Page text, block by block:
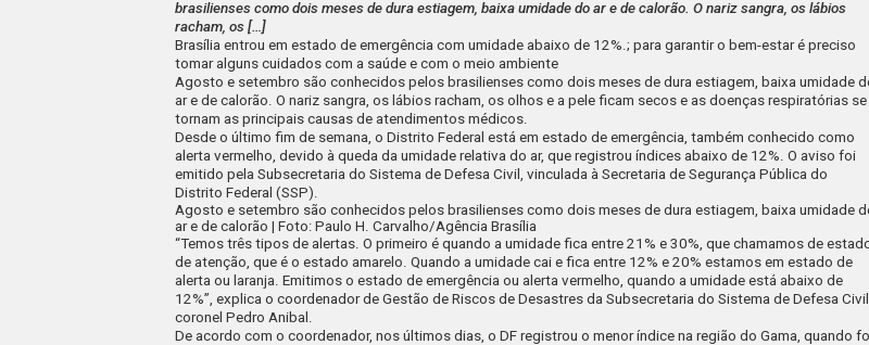
brasilienses como dois meses de dura estiagem, baixa umidade do ar e de calorão. O nariz sangra, os lábios
racham, os […]
Brasília entrou em estado de emergência com umidade abaixo de 12%.; para garantir o bem-estar é preciso
tomar alguns cuidados com a saúde e com o meio ambiente
Agosto e setembro são conhecidos pelos brasilienses como dois meses de dura estiagem, baixa umidade
ar e de calorão. O nariz sangra, os lábios racham, os olhos e a pele ficam secos e as doenças respiratórias se
tornam as principais causas de atendimentos médicos.
Desde o último fim de semana, o Distrito Federal está em estado de emergência, também conhecido como
alerta vermelho, devido à queda da umidade relativa do ar, que registrou índices abaixo de 12%. O aviso foi
emitido pela Subsecretaria do Sistema de Defesa Civil, vinculada à Secretaria de Segurança Pública do
Distrito Federal (SSP).
Agosto e setembro são conhecidos pelos brasilienses como dois meses de dura estiagem, baixa umidade
ar e de calorão | Foto: Paulo H. Carvalho/Agência Brasília
“Temos três tipos de alertas. O primeiro é quando a umidade fica entre 21% e 30%, que chamamos de
de atenção, que é o estado amarelo. Quando a umidade cai e fica entre 12% e 20% estamos em estado de
alerta ou laranja. Emitimos o estado de emergência ou alerta vermelho, quando a umidade está abaixo de
12%”, explica o coordenador de Gestão de Riscos de Desastres da Subsecretaria do Sistema de Defesa
coronel Pedro Anibal.
De acordo com o coordenador, nos últimos dias, o DF registrou o menor índice na região do Gama, quando